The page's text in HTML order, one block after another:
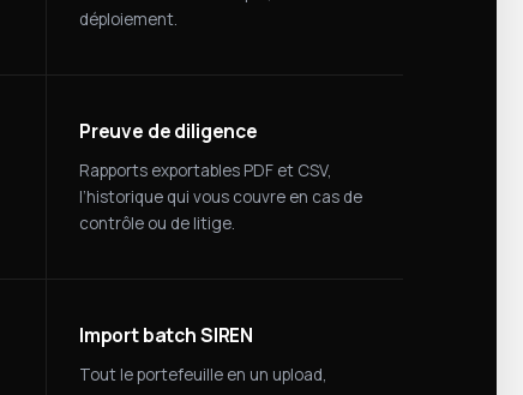
déploiement.
Preuve de diligence
Rapports exportables PDF et CSV,
l’historique qui vous couvre en cas de
contrôle ou de litige.
Import batch SIREN
Tout le portefeuille en un upload,